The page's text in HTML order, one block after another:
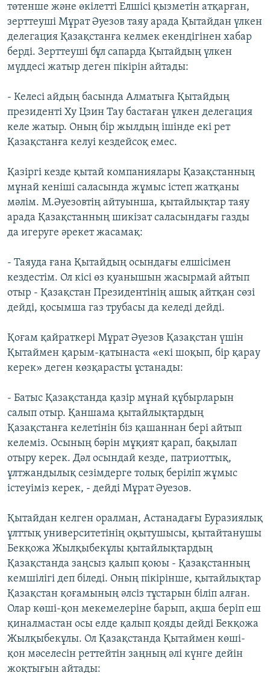
төтенше және өкілетті Елшісі қызметін атқарған,
зерттеуші Мұрат Әуезов таяу арада Қытайдан үлкен
делегация Қазақстанға келмек екендігінен хабар
берді. Зерттеуші бұл сапарда Қытайдың үлкен
мүддесі жатыр деген пікірін айтады:
- Келесі айдың басында Алматыға Қытайдың
президенті Ху Цзин Тау бастаған үлкен делегация
келе жатыр. Оның бір жылдың ішінде екі рет
Қазақстанға келуі кездейсоқ емес.
Қазіргі кезде қытай компаниялары Қазақстанның
мұнай кеніші саласында жұмыс істеп жатқаны
мәлім. М.Әуезовтің айтуынша, қытайлықтар таяу
арада Қазақстанның шикізат саласындағы газды
да игеруге әрекет жасамақ:
- Таяуда ғана Қытайдың осындағы елшісімен
кездестім. Ол кісі өз қуанышын жасырмай айтып
отыр - Қазақстан Президентінің ашық айтқан сөзі
дейді, қосымша газ трубасы да келеді дейді.
Қоғам қайраткері Мұрат Әуезов Қазақстан үшін
Қытаймен қарым-қатынаста «екі шоқып, бір қарау
керек» деген көзқарасты ұстанады:
- Батыс Қазақстанда қазір мұнай құбырларын
салып отыр. Қаншама қытайлықтардың
Қазақстанға келетінін біз қашаннан бері айтып
келеміз. Осының бәрін мұқият қарап, бақылап
отыру керек. Дәл осындай кезде, патриоттық,
ұлтжандылық сезімдерге толық беріліп жұмыс
істеуіміз керек, - дейді Мұрат Әуезов.
Қытайдан келген оралман, Астанадағы Еуразиялық
ұлттық университетінің оқытушысы, қытайтанушы
Бекқожа Жылқыбекұлы қытайлықтардың
Қазақстанда заңсыз қалып қоюы - Қазақстанның
кемшілігі деп біледі. Оның пікірінше, қытайлықтар
Қазақстан қоғамының әлсіз тұстарын біліп алған.
Олар көші-қон мекемелеріне барып, ақша беріп еш
қиналмастан осы елде қалып қояды дейді Бекқожа
Жылқыбекұлы. Ол Қазақстанда Қытаймен көші-
қон мәселесін реттейтін заңның әлі күнге дейін
жоқтығын айтады: